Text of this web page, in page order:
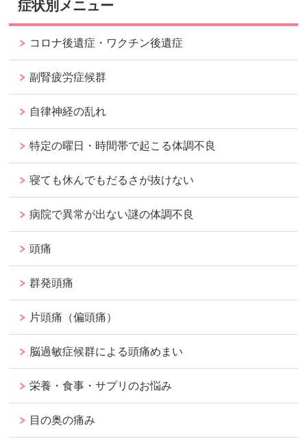
症状別メニュー
コロナ後遺症・ワクチン後遺症
副腎疲労症候群
自律神経の乱れ
特定の曜日・時間帯で起こる体調不良
寝ても休んでもだるさが抜けない
病院で異常が出ない謎の体調不良
頭痛
群発頭痛
片頭痛（偏頭痛）
脳過敏症候群による頭痛めまい
栄養・食事・サプリのお悩み
目の奥の痛み